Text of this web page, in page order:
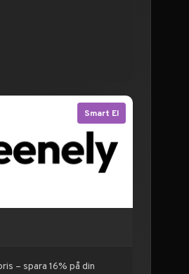
Smart El
– spara 16% på din